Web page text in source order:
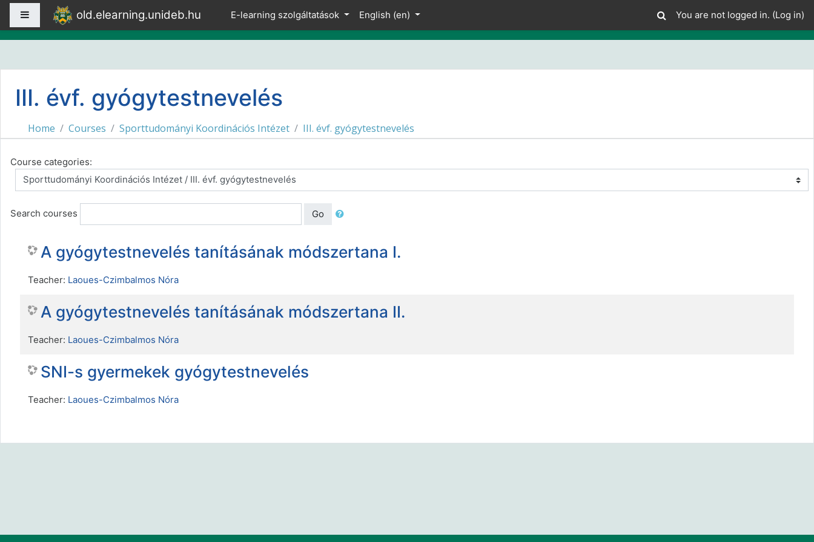
Skip to main content
Side panel old.elearning.unideb.hu E-learning szolgáltatások English ‎(en)‎ You are not logged in. (Log in)
III. évf. gyógytestnevelés
Home Courses Sporttudományi Koordinációs Intézet III. évf. gyógytestnevelés
Course categories:
Search courses Go
A gyógytestnevelés tanításának módszertana I.
Teacher: Laoues-Czimbalmos Nóra
A gyógytestnevelés tanításának módszertana II.
Teacher: Laoues-Czimbalmos Nóra
SNI-s gyermekek gyógytestnevelés
Teacher: Laoues-Czimbalmos Nóra